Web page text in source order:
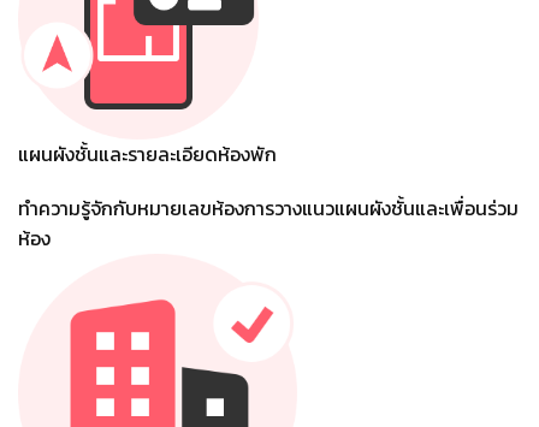
แผนผังชั้นและรายละเอียดห้องพัก
ทําความรู้จักกับหมายเลขห้องการวางแนวแผนผังชั้นและเพื่อนร่วม
ห้อง